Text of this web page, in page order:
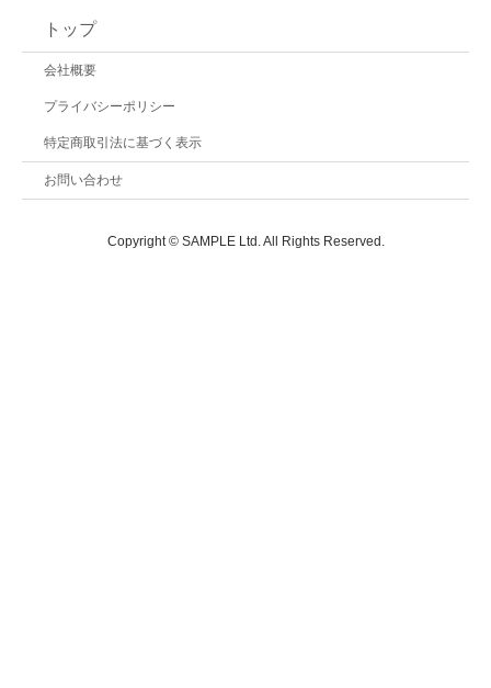
トップ
会社概要
プライバシーポリシー
特定商取引法に基づく表示
お問い合わせ
Copyright © SAMPLE Ltd. All Rights Reserved.